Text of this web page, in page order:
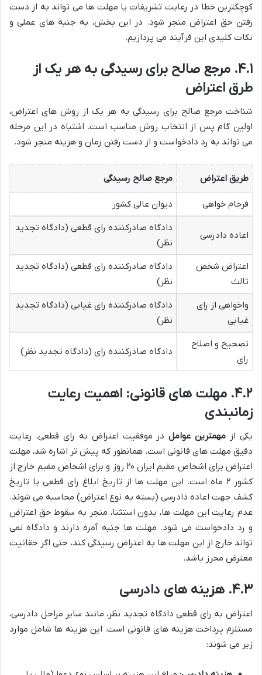
کوچکترین خطا در رعایت تشریفات یا مهلت ها می تواند به از دست
رفتن حق اعتراض منجر شود. در این بخش، به جنبه های عملی و
نکات کلیدی این فرآیند می پردازیم.
۴.۱. مرجع صالح برای رسیدگی به هر یک از
طرق اعتراض
شناخت مرجع صالح برای رسیدگی به هر یک از روش های اعتراض،
اولین گام پس از انتخاب روش مناسب است. اشتباه در این مرحله
می تواند به رد دادخواست و از دست رفتن زمان و هزینه منجر شود.
طریق اعتراض مرجع صالح رسیدگی
فرجام خواهی دیوان عالی کشور
اعاده دادرسی
دادگاه صادرکننده رای قطعی (دادگاه تجدید
نظر)
اعتراض شخص
ثالث
دادگاه صادرکننده رای قطعی (دادگاه تجدید
نظر)
واخواهی از رای
غیابی
دادگاه صادرکننده رای غیابی (دادگاه تجدید
نظر)
تصحیح و اصلاح
رای
دادگاه صادرکننده رای (دادگاه تجدید نظر)
۴.۲. مهلت های قانونی: اهمیت رعایت
زمانبندی
یکی از مهمترین عواملدر موفقیت اعتراض به رای قطعی، رعایت
دقیق مهلت های قانونی است. همانطور که پیش تر اشاره شد، مهلت
اعتراض برای اشخاص مقیم ایران ۲۰ روز و برای اشخاص مقیم خارج از
کشور ۲ ماه است. این مهلت ها از تاریخ ابلاغ رای قطعی یا تاریخ
کشف جهت اعاده دادرسی (بسته به نوع اعتراض) محاسبه می شوند.
عدم رعایت این مهلت ها، بدون استثنا، منجر به سقوط حق اعتراض
و رد دادخواست می شود. مهلت ها جنبه آمره دارند و دادگاه نمی
تواند خارج از این مهلت ها به اعتراض رسیدگی کند، حتی اگر حقانیت
معترض محرز باشد.
۴.۳. هزینه های دادرسی
اعتراض به رای قطعی دادگاه تجدید نظر، مانند سایر مراحل دادرسی،
مستلزم پرداخت هزینه های قانونی است. این هزینه ها شامل موارد
زیر می شوند: